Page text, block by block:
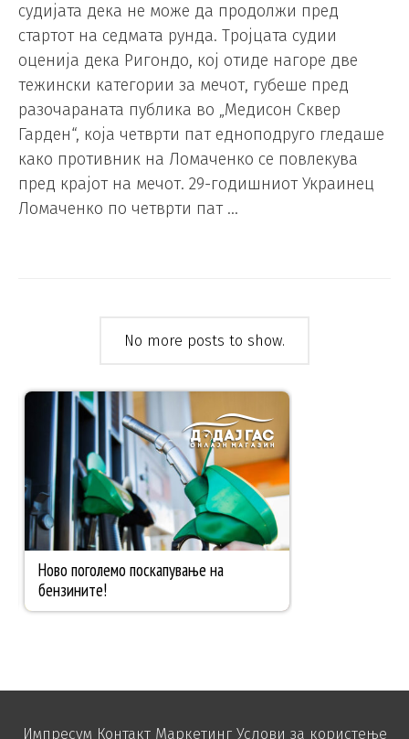
судијата дека не може да продолжи пред
стартот на седмата рунда. Тројцата судии
оценија дека Ригондо, кој отиде нагоре две
тежински категории за мечот, губеше пред
разочараната публика во „Медисон Сквер
Гарден“, која четврти пат едноподруго гледаше
како противник на Ломаченко се повлекува
пред крајот на мечот. 29-годишниот Украинец
Ломаченко по четврти пат …
No more posts to show.
Импресум Контакт Маркетинг Услови за користење